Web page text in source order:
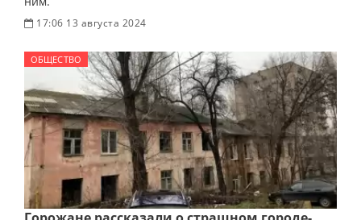
17:06 13 августа 2024
ОБЩЕСТВО